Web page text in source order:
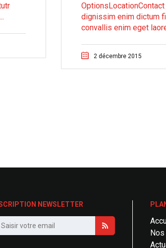
dignissim enim dictum
convallis enim eget
2 décembre 2015
NEWSLETTER